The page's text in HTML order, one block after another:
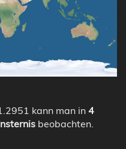
kann man in 4
beobachten.